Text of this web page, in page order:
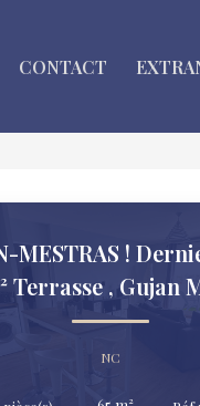
CONTACT
MESTRAS !
Terrasse ,Gujan
NC